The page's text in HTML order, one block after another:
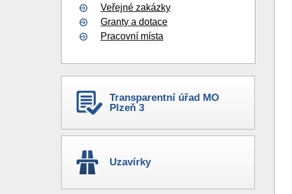
Veřejné zakázky
Granty a dotace
Pracovní místa
Transparentní úřad MO
Plzeň 3
Uzavírky